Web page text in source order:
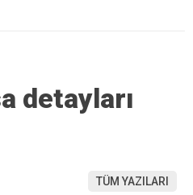
detayları
TÜM YAZILARI